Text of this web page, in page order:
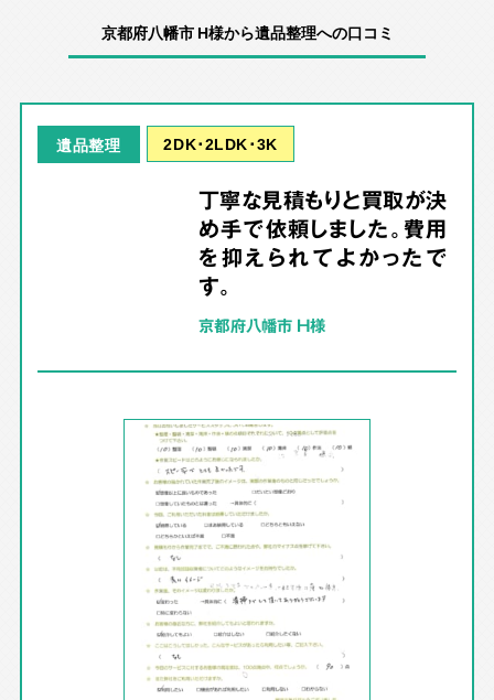
京都府八幡市 H様から遺品整理への口コミ
遺品整理 2DK･2LDK･3K
丁寧な見積もりと買取が決
め手で依頼しました。費用
を抑えられてよかったで
す。
京都府八幡市 H様